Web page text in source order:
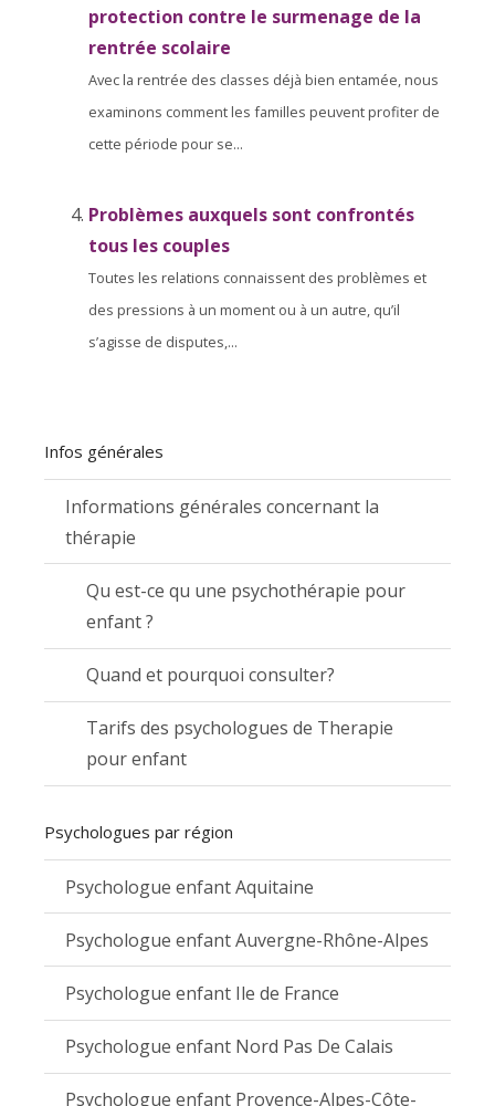
protection contre le surmenage de la
rentrée scolaire
Avec la rentrée des classes déjà bien entamée, nous
examinons comment les familles peuvent profiter de
cette période pour se...
Problèmes auxquels sont confrontés
tous les couples
Toutes les relations connaissent des problèmes et
des pressions à un moment ou à un autre, qu’il
s’agisse de disputes,...
Infos générales
Informations générales concernant la
thérapie
Qu est-ce qu une psychothérapie pour
enfant ?
Quand et pourquoi consulter?
Tarifs des psychologues de Therapie
pour enfant
Psychologues par région
Psychologue enfant Aquitaine
Psychologue enfant Auvergne-Rhône-Alpes
Psychologue enfant Ile de France
Psychologue enfant Nord Pas De Calais
Psychologue enfant Provence-Alpes-Côte-